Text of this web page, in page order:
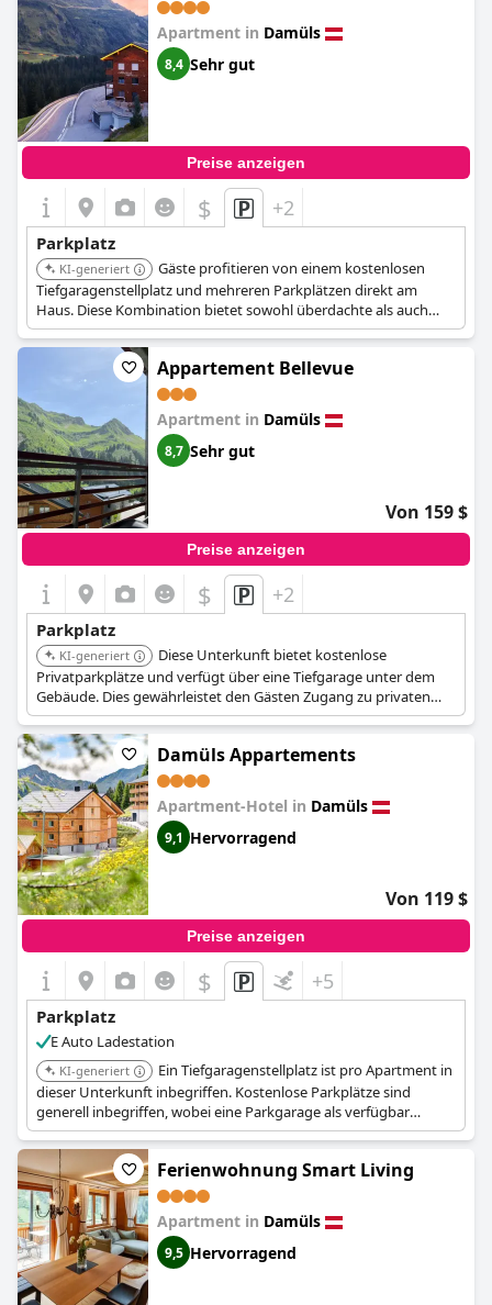
Apartment in Damüls
8,4 Sehr gut
Preise anzeigen
$ +2
Parkplatz
KI-generiert
Gäste profitieren von einem kostenlosen
Tiefgaragenstellplatz und mehreren Parkplätzen direkt am
Haus. Diese Kombination bietet sowohl überdachte als auch
bequeme Parkmöglichkeiten vor Ort.
Appartement Bellevue
Apartment in Damüls
8,7 Sehr gut
Von 159 $
Preise anzeigen
$ +2
Parkplatz
KI-generiert
Diese Unterkunft bietet kostenlose
Privatparkplätze und verfügt über eine Tiefgarage unter dem
Gebäude. Dies gewährleistet den Gästen Zugang zu privaten
Außen- und überdachten Parkplätzen.
Damüls Appartements
Apartment-Hotel in Damüls
9,1 Hervorragend
Von 119 $
Preise anzeigen
$ +5
Parkplatz
E Auto Ladestation
KI-generiert
Ein Tiefgaragenstellplatz ist pro Apartment in
dieser Unterkunft inbegriffen. Kostenlose Parkplätze sind
generell inbegriffen, wobei eine Parkgarage als verfügbar
erwähnt wird.
Ferienwohnung Smart Living
Apartment in Damüls
9,5 Hervorragend